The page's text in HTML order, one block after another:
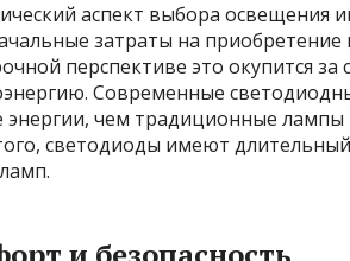
аспект выбора освещения
затраты на приобретение
перспективе это окупится за
Современные
чем традиционные
светодиоды имеют